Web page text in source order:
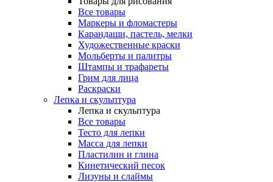
Все товары
Маркеры и фломастеры
Карандаши, пастель, мелки
Художественные краски
Мольберты и палитры
Штампы и трафареты
Грим для лица
Раскраски
Лепка и скульптура
Лепка и скульптура
Все товары
Тесто для лепки
Масса для лепки
Пластилин и глина
Кинетический песок
Лизуны и слаймы